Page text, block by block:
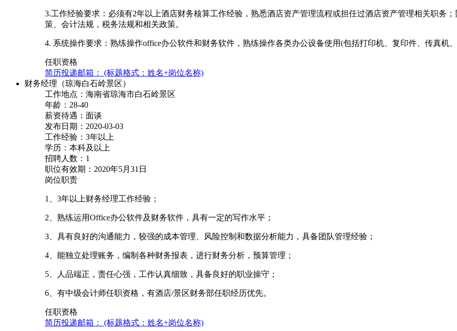
3.工作经验要求：必须有2年以上酒店财务核算工作经验，熟悉酒店资产管理流程或担任过酒店资产管理相关职务
策、会计法规，税务法规和相关政策。
4. 系统操作要求：熟练操作office办公软件和财务软件，熟练操作各类办公设备使用(包括打印机、复印件、传真机、
任职资格
简历投递邮箱： (标题格式：姓名+岗位名称)
财务经理（琼海白石岭景区）
工作地点：海南省琼海市白石岭景区
年龄：28-40
薪资待遇：面谈
发布日期：2020-03-03
工作经验：3年以上
学历：本科及以上
招聘人数：1
职位有效期：2020年5月31日
岗位职责
1、3年以上财务经理工作经验；
2、熟练运用Office办公软件及财务软件，具有一定的写作水平；
3、具有良好的沟通能力，较强的成本管理、风险控制和数据分析能力，具备团队管理经验；
4、能独立处理账务，编制各种财务报表，进行财务分析，预算管理；
5、人品端正，责任心强，工作认真细致，具备良好的职业操守；
6、有中级会计师任职资格，有酒店/景区财务部任职经历优先。
任职资格
简历投递邮箱： (标题格式：姓名+岗位名称)